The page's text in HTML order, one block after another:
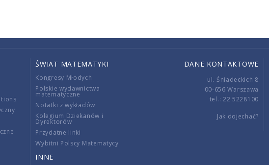
ŚWIAT MATEMATYKI
Kongresy Młodych
Polskie wydawnictwa
matematyczne
Notatki z wykładów
Kolegium Dziekanów i
Dyrektorów
Przydatne linki
Wybitni Polscy Matematycy
INNE
DANE KONTAKTOWE
ul. Śniadeckich 8
00-656 Warszawa
tel.: 22 5228100
Jak dojechać?